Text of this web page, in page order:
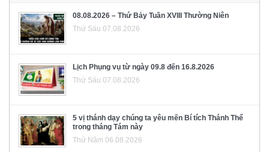
08.08.2026 – Thứ Bảy Tuần XVIII Thường Niên
Thứ Sáu 07.08.2026
Lịch Phụng vụ từ ngày 09.8 đến 16.8.2026
Thứ Sáu 07.08.2026
5 vị thánh dạy chúng ta yêu mến Bí tích Thánh Thể
trong tháng Tám này
Thứ Năm 06.08.2026